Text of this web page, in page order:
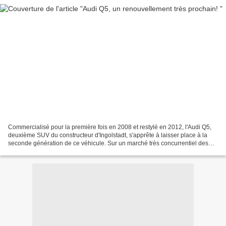
Commercialisé pour la première fois en 2008 et restylé en 2012, l'Audi Q5,
deuxième SUV du constructeur d'Ingolstadt, s'apprête à laisser place à la
seconde génération de ce véhicule. Sur un marché très concurrentiel des